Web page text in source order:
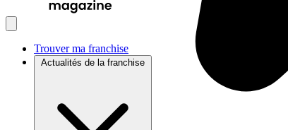
Trouver ma franchise
Actualités de la franchise